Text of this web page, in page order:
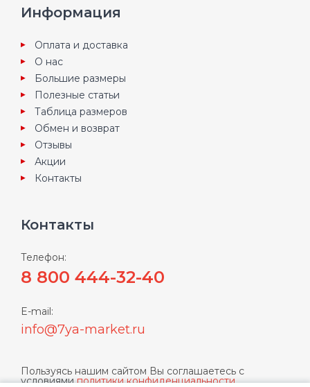
Информация
Оплата и доставка
О нас
Большие размеры
Полезные статьи
Таблица размеров
Обмен и возврат
Отзывы
Акции
Контакты
Контакты
Телефон:
8 800 444-32-40
E-mail:
info@7ya-market.ru
Пользуясь нашим сайтом Вы соглашаетесь с
условиямиполитики конфиденциальности